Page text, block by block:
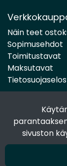
sivuston
Näin teet
Sopimusehdot
Toimitustavat
Maksutavat
Seuraa
Facebook